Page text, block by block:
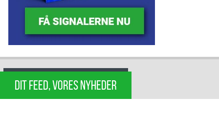
DIT FEED, VORES NYHEDER